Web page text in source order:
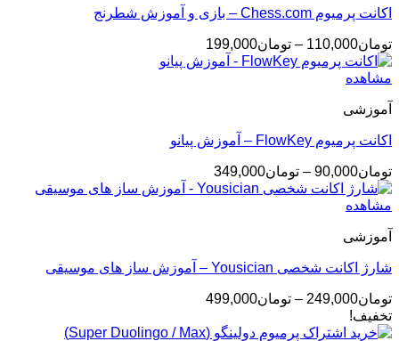
اکانت پرمیوم Chess.com – بازی و آموزش شطرنج
تومان110,000
– تومان199,000
قیمت:
مشاهده
آموزشی
اکانت پرمیوم FlowKey – آموزش پیانو
تومان90,000
– تومان349,000محدوده
قیمت:
مشاهده
آموزشی
شارژ اکانت شخصی Yousician – آموزش ساز های موسیقی
تومان249,000
– تومان499,000محدوده
تومان249,000
تخفیف!